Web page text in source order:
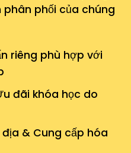
phối của chúng
riêng phù hợp với
đãi khóa học do
& Cung cấp hóa